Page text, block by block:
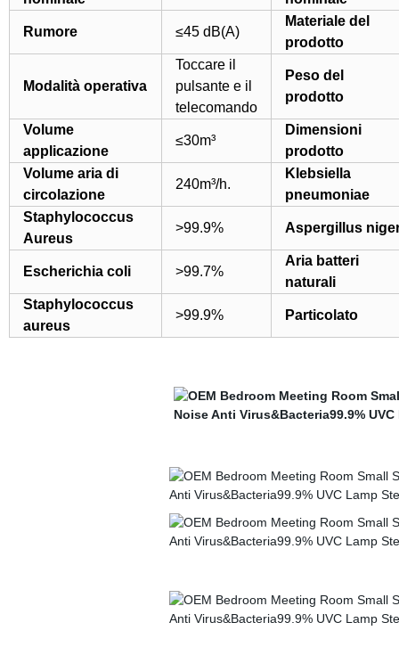
Rumore ≤45 dB(A)
Materiale del
prodotto
Modalità operativa
Toccare il
pulsante e il
telecomando
Peso del
prodotto
Volume
applicazione
≤30m³
Dimensioni
prodotto
Volume aria di
circolazione
240m³/h.
Klebsiella
pneumoniae
Staphylococcus
Aureus
>99.9% Aspergillus
Escherichia coli >99.7%
Aria batteri
naturali
Staphylococcus
aureus
>99.9% Particolato